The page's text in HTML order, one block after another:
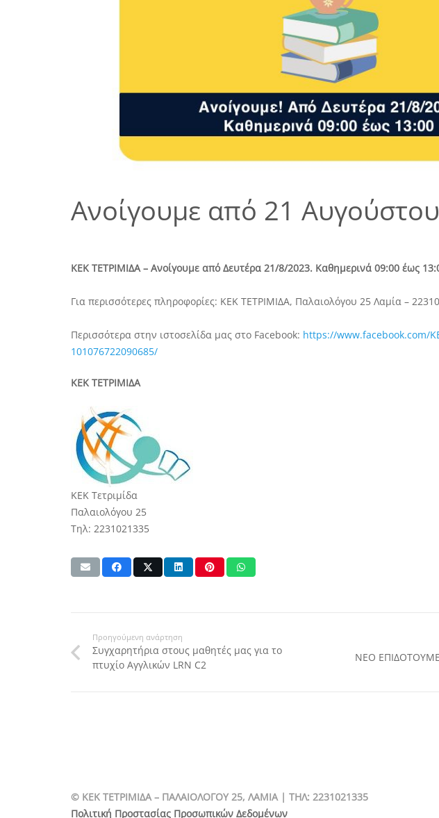
Ανοίγουμε από 21
ΚΕΚ ΤΕΤΡΙΜΙΔΑ – Ανοίγουμε από Δευτέρα 21/8/2023. Καθημερινά 09:00 έως
Για περισσότερες πληροφορίες: ΚΕΚ ΤΕΤΡΙΜΙΔΑ, Παλαιολόγου 25 Λαμία –
Περισσότερα στην ιστοσελίδα μας στο Facebook: https://www.facebook.com/
101076722090685/
ΚΕΚ ΤΕΤΡΙΜΙΔΑ
ΚΕΚ Τετριμίδα
Παλαιολόγου 25
Τηλ: 2231021335
Προηγούμενη ανάρτηση
Συγχαρητήρια στους μαθητές μας για το
πτυχίο Αγγλικών LRN C2
ΝΕΟ
© ΚΕΚ ΤΕΤΡΙΜΙΔΑ – ΠΑΛΑΙΟΛΟΓΟΥ 25, ΛΑΜΙΑ | TΗΛ: 2231021335
Πολιτική Προστασίας Προσωπικών Δεδομένων